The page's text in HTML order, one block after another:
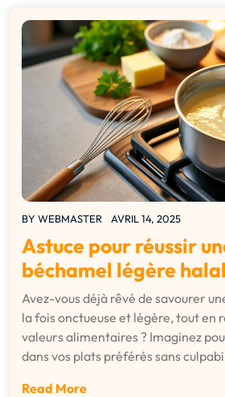
BY WEBMASTER AVRIL 14, 2025
Astuce pour réussir
béchamel légère halal
Avez-vous déjà rêvé de savourer
la fois onctueuse et légère, tout en
valeurs alimentaires ? Imaginez
dans vos plats préférés sans
Read More